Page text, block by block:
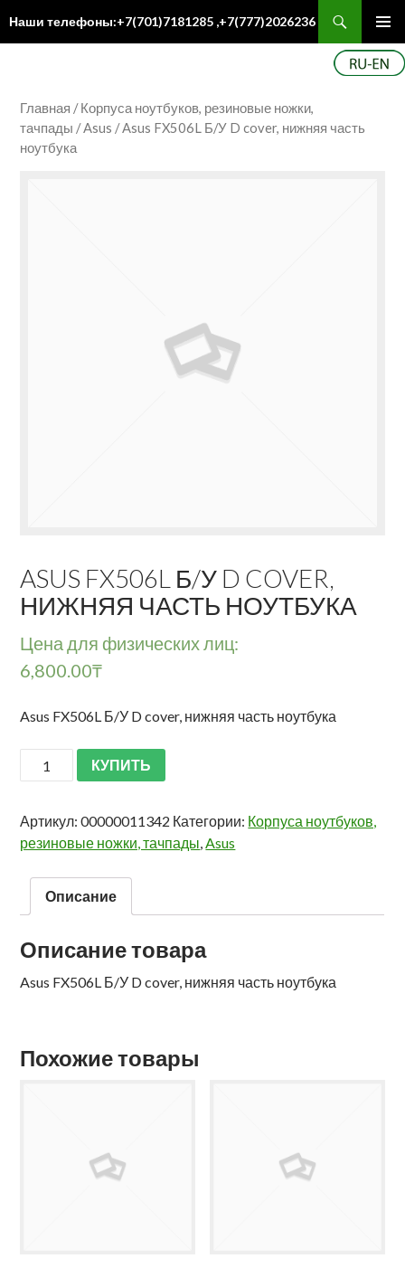
Наши телефоны:+7(701)7181285 ,+7(777)2026236
Главная /Корпуса ноутбуков, резиновые ножки,
тачпады /Asus / Asus FX506L Б/У D cover, нижняя часть
ноутбука
ASUS FX506L Б/У D COVER,
НИЖНЯЯ ЧАСТЬ НОУТБУКА
Цена для физических лиц:
6,800.00₸
Asus FX506L Б/У D cover, нижняя часть ноутбука
КУПИТЬ
Артикул:00000011342 Категории: Корпуса ноутбуков,
резиновые ножки, тачпады,Asus
Описание
Описание товара
Asus FX506L Б/У D cover, нижняя часть ноутбука
Похожие товары